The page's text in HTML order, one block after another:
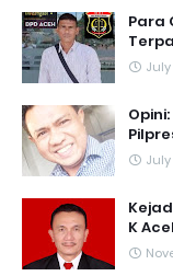
Para
July
July
K